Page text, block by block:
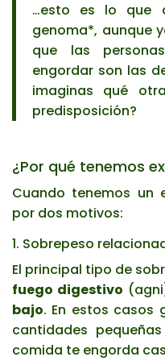
…esto es lo que
genoma*, aunque
que las
engordar son las
imaginas qué
predisposición?
¿Por qué tenemos
Cuando tenemos un
por dos motivos:
1. Sobrepeso
El principal tipo de
fuego digestivo
bajo. En estos casos
cantidades
comida te engorda